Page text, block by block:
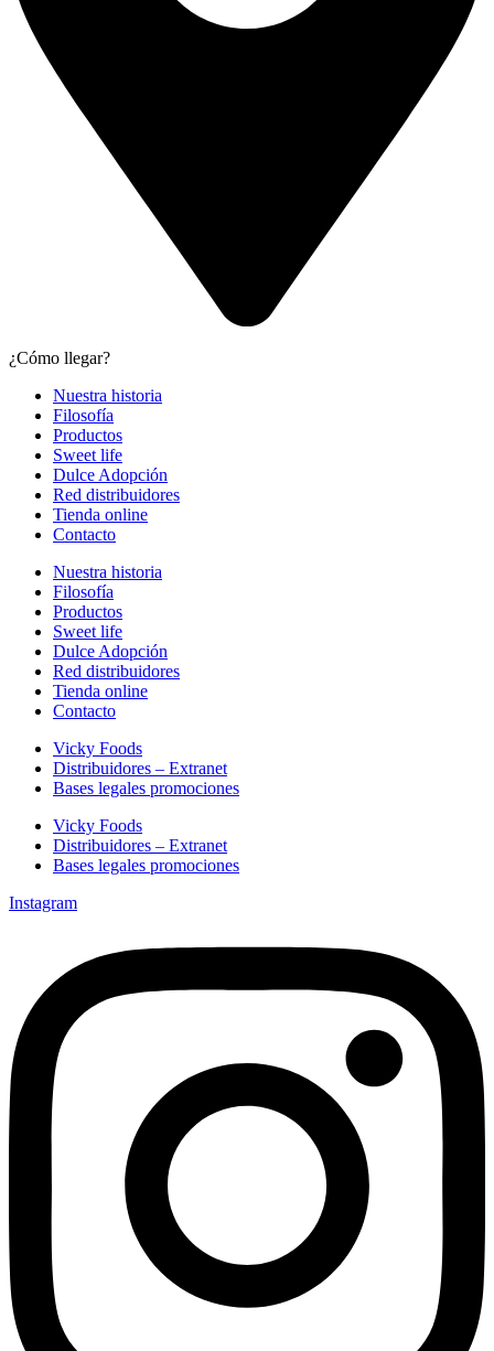
¿Cómo llegar?
Nuestra historia
Filosofía
Productos
Sweet life
Dulce Adopción
Red distribuidores
Tienda online
Contacto
Nuestra historia
Filosofía
Productos
Sweet life
Dulce Adopción
Red distribuidores
Tienda online
Contacto
Vicky Foods
Distribuidores – Extranet
Bases legales promociones
Vicky Foods
Distribuidores – Extranet
Bases legales promociones
Instagram